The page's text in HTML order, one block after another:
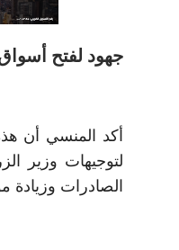
جهود لفتح
أكد المنسي أن
لتوجيهات وزير
الصادرات وزيادة